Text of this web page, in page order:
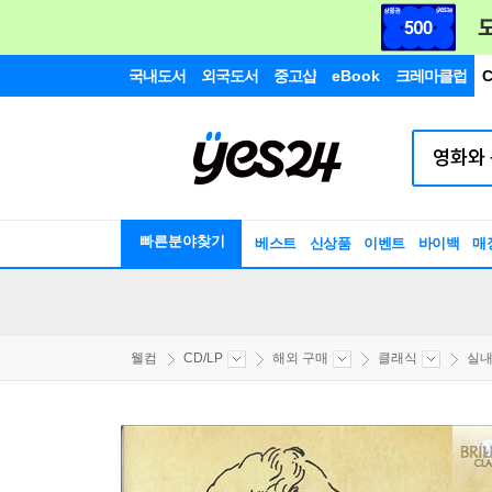
국내도서 외국도서 중고샵 eBook 크레마클럽
빠른분야찾기 베스트 신상품 이벤트 바이백 매
웰컴 CD/LP 해외 구매 클래식 실